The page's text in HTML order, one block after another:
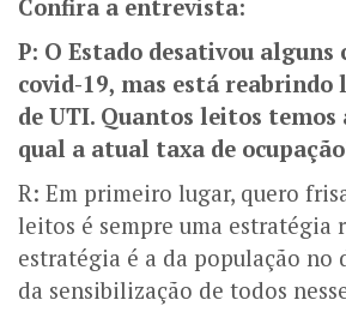
Confira a entrevista:
P: O Estado desativou alguns
covid-19, mas está reabrindo
de UTI. Quantos leitos
qual a atual taxa de
R: Em primeiro lugar, quero
leitos é sempre uma estratégia
estratégia é a da população no
da sensibilização de todos